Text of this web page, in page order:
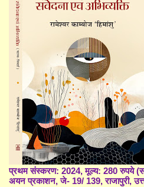
प्रथम संस्करण: 2024, मूल्य: 280 रुपये
अयन प्रकाशन, जे- 19/ 139, राजापुरी,